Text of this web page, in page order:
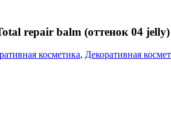
repair balm (оттенок 04 jelly)
косметика, Декоративная